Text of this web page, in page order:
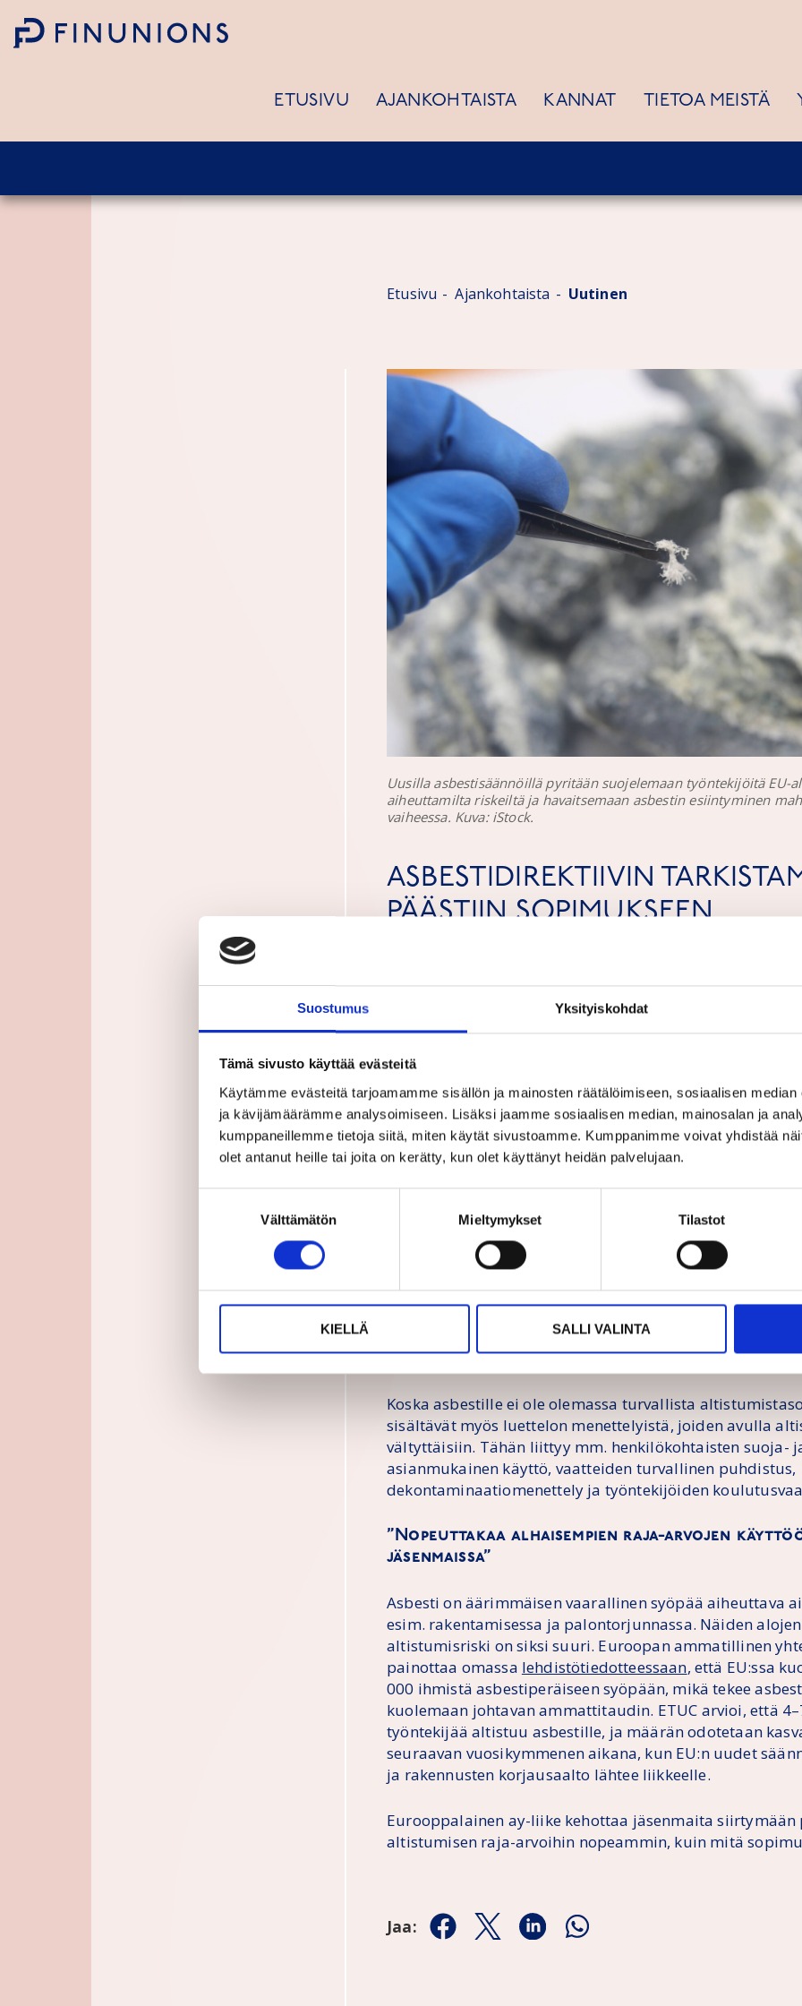
Suostumus Yksityiskohdat
Tämä sivusto käyttää evästeitä
Käytämme evästeitä tarjoamamme sisällön ja mainosten räätälöimiseen, sosiaalisen
ja kävijämäärämme analysoimiseen. Lisäksi jaamme sosiaalisen median, mainosalan ja
kumppaneillemme tietoja siitä, miten käytät sivustoamme. Kumppanimme voivat yhdistää
olet antanut heille tai joita on kerätty, kun olet käyttänyt heidän palvelujaan.
Välttämätön Mieltymykset Tilastot
KIELLÄ SALLI VALINTA
ETUSIVU AJANKOHTAISTA KANNAT TIETOA MEISTÄ
Etusivu Ajankohtaista Uutinen
Uusilla asbestisäännöillä pyritään suojelemaan työntekijöitä EU-
aiheuttamilta riskeiltä ja havaitsemaan asbestin esiintyminen
vaiheessa. Kuva: iStock.
ASBESTIDIREKTIIVIN
PÄÄSTIIN SOPIMUKSEEN
Parlamentin ja neuvoston trilogineuvottelijat pääsivät
asbestidirektiivin tarkistamisesta.Työntekijöiden
täytäntöön liian myöhään. Rakennuksia tullaan
vuosikymmeninä, jotta ne saatetaan vastaamaan
energiavaatimuksia.
Uusilla asbestisäännöillä pyritään suojelemaan
asbestin aiheuttamilta riskeiltä ja havaitsemaan
Työperäisen altistuksen raja-arvo (OEL) laskee kahden
0,01:een asbestikuitua/cm³. Kuuden vuoden kuluttua
alennettava altistuksen raja 0,002 asbestikuituun/cm³.
herkempää tekniikkaa asbestikuitujen havaitsemiseen.
tunnetaan elektronimikroskopiana.
Koska asbestille ei ole olemassa turvallista
sisältävät myös luettelon menettelyistä, joiden avulla
vältyttäisiin. Tähän liittyy mm. henkilökohtaisten suoja-
asianmukainen käyttö, vaatteiden turvallinen puhdistus,
dekontaminaatiomenettely ja työntekijöiden
”Nopeuttakaa alhaisempien raja-arvojen
jäsenmaissa”
Asbesti on äärimmäisen vaarallinen syöpää aiheuttava
esim. rakentamisessa ja palontorjunnassa. Näiden
altistumisriski on siksi suuri. Euroopan ammatillinen
painottaa omassa lehdistötiedotteessaan, että EU:ssa
000 ihmistä asbestiperäiseen syöpään, mikä tekee
kuolemaan johtavan ammattitaudin. ETUC arvioi, että
työntekijää altistuu asbestille, ja määrän odotetaan
seuraavan vuosikymmenen aikana, kun EU:n uudet
ja rakennusten korjausaalto lähtee liikkeelle.
Eurooppalainen ay-liike kehottaa jäsenmaita siirtymään
altistumisen raja-arvoihin nopeammin, kuin mitä
Jaa: Jaa Facebookissa
Jaa Twitterissä
Jaa Linkedinissä
Jaa Whatsappissa